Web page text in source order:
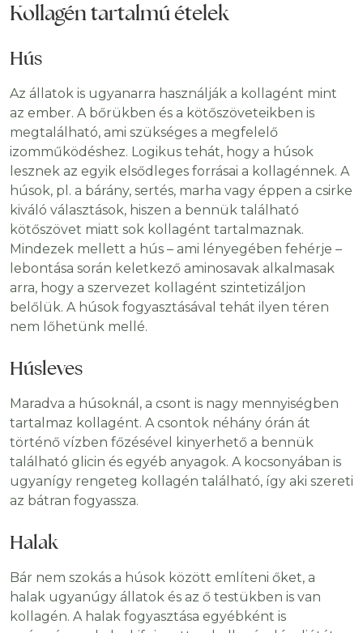
Kollagén tartalmú ételek
Hús
Az állatok is ugyanarra használják a kollagént mint
az ember. A bőrükben és a kötőszöveteikben is
megtalálható, ami szükséges a megfelelő
izomműködéshez. Logikus tehát, hogy a húsok
lesznek az egyik elsődleges forrásai a kollagénnek. A
húsok, pl. a bárány, sertés, marha vagy éppen a csirke
kiváló választások, hiszen a bennük található
kötőszövet miatt sok kollagént tartalmaznak.
Mindezek mellett a hús – ami lényegében fehérje –
lebontása során keletkező aminosavak alkalmasak
arra, hogy a szervezet kollagént szintetizáljon
belőlük. A húsok fogyasztásával tehát ilyen téren
nem lőhetünk mellé.
Húsleves
Maradva a húsoknál, a csont is nagy mennyiségben
tartalmaz kollagént. A csontok néhány órán át
történő vízben főzésével kinyerhető a bennük
található glicin és egyéb anyagok. A kocsonyában is
ugyanígy rengeteg kollagén található, így aki szereti
az bátran fogyassza.
Halak
Bár nem szokás a húsok között említeni őket, a
halak ugyanúgy állatok és az ő testükben is van
kollagén. A halak fogyasztása egyébként is